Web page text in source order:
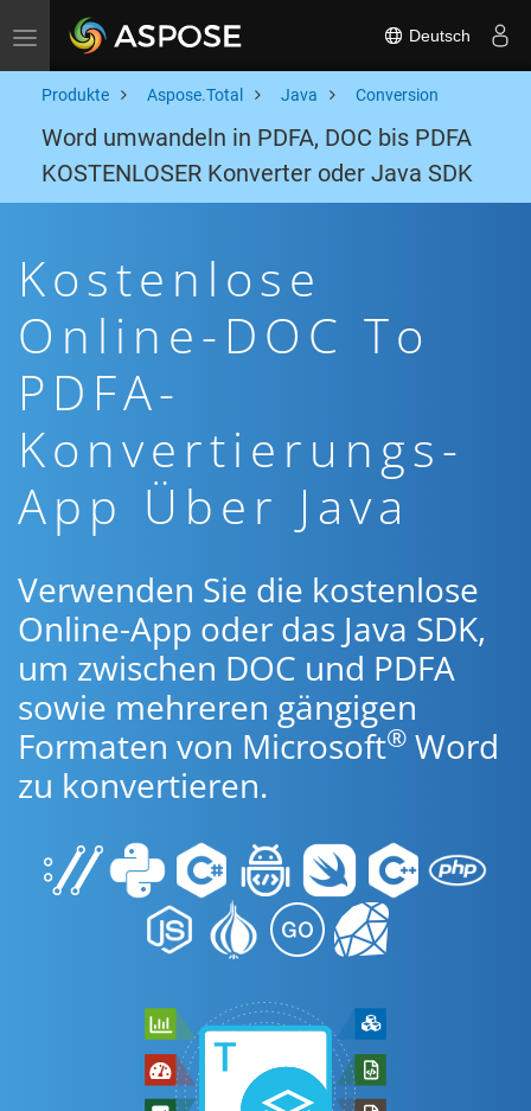
Toggle navigation Deutsch
Produkte Aspose.Total Java Conversion
Word umwandeln in PDFA, DOC bis PDFA
KOSTENLOSER Konverter oder Java SDK
Kostenlose
Online-DOC To
PDFA-
Konvertierungs-
App Über Java
Verwenden Sie die kostenlose
Online-App oder das Java SDK,
um zwischen DOC und PDFA
sowie mehreren gängigen
Formaten von Microsoft® Word
zu konvertieren.